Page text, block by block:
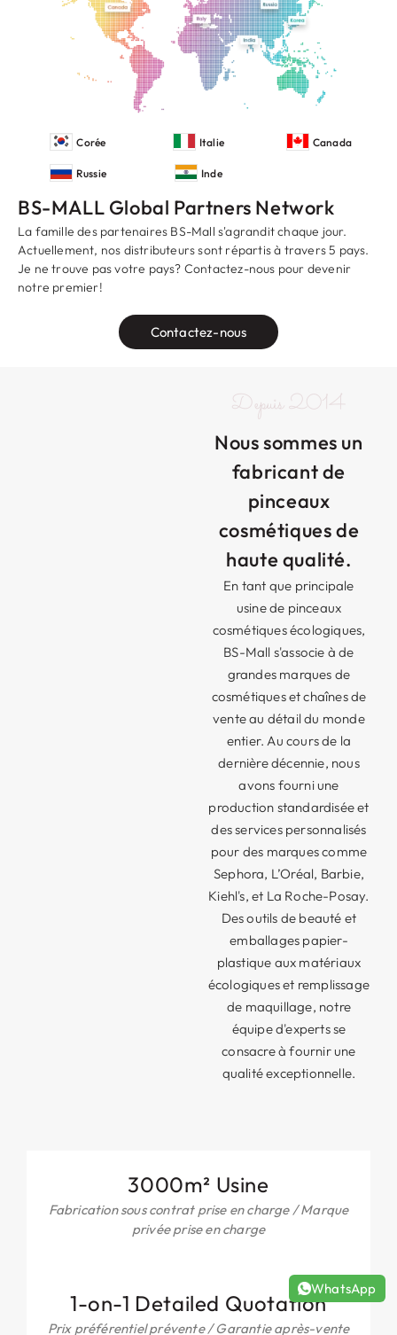
Corée Italie Canada
Russie Inde
BS-MALL Global Partners Network
La famille des partenaires BS-Mall s'agrandit chaque jour.
Actuellement, nos distributeurs sont répartis à travers 5 pays.
Je ne trouve pas votre pays? Contactez-nous pour devenir
notre premier!
Contactez-nous
Depuis 2014
Nous sommes un
fabricant de
pinceaux
cosmétiques de
haute qualité.
En tant que principale
usine de pinceaux
cosmétiques écologiques,
BS-Mall s'associe à de
grandes marques de
cosmétiques et chaînes de
vente au détail du monde
entier. Au cours de la
dernière décennie, nous
avons fourni une
production standardisée et
des services personnalisés
pour des marques comme
Sephora, L’Oréal, Barbie,
Kiehl's, et La Roche-Posay.
Des outils de beauté et
emballages papier-
plastique aux matériaux
écologiques et remplissage
de maquillage, notre
équipe d'experts se
consacre à fournir une
qualité exceptionnelle.
3000m² Usine
Fabrication sous contrat prise en charge / Marque
privée prise en charge
1-on-1 Detailed Quotation
Prix ​​préférentiel prévente / Garantie après-vente
WhatsApp